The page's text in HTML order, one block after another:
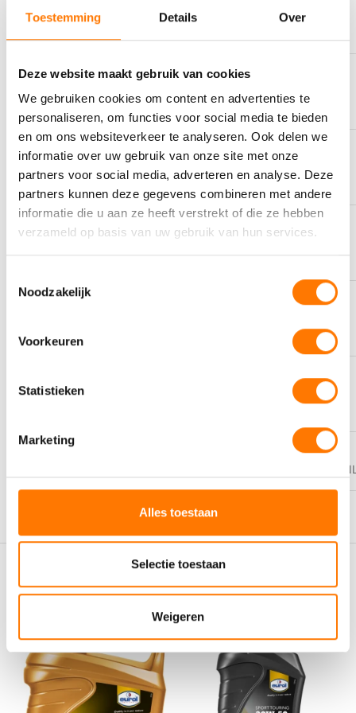
Toestemming Details Over
Deze website maakt gebruik van cookies
We gebruiken cookies om content en advertenties te
personaliseren, om functies voor social media te bieden
en om ons websiteverkeer te analyseren. Ook delen we
informatie over uw gebruik van onze site met onze
partners voor social media, adverteren en analyse. Deze
partners kunnen deze gegevens combineren met andere
informatie die u aan ze heeft verstrekt of die ze hebben
verzameld op basis van uw gebruik van hun services.
Noodzakelijk
Voorkeuren
Statistieken
Marketing
Alles toestaan
Selectie toestaan
Weigeren
biedt maximale bescherming tegen roest, corrosie en slijtage,
waardoor de levensduur van uw motor wordt verlengd en de
stabiele smeerfilm op bij koude start en lage temperaturen, wat
zorgt voor een soepele werking van de motor, zelfs onder
uitdagende weersomstandigheden.
Schoon en vrij van afzettingen: Dankzij de dispergerende en
detergerende eigenschappen blijft uw motor schoon en vrij van
afzettingen, sludge en stof, waardoor de prestaties behouden
blijven en de onderhoudsbehoefte mogelijk vermindert.
Geschikt voor verlengde intervallen: Ultrance VCC 0W-20 is
geschikt voor verlengde olieverversingsintervallen (tot 30.000
km) volgens de aanbevelingen van Volvo, waardoor u minder
vaak de olie hoeft te vervangen en tijd en kosten bespaart.
STORTPUNT
AS MET ZWAVEL
KLEUR
OMSCHRIJVING Passenger Car Motor Oil
PERFORMANCE LEVEL
https://eurol.com/product_img/SDS/
Gerelateerde producten